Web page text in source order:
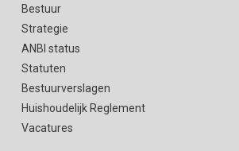
Bestuur
Strategie
ANBI status
Statuten
Bestuurverslagen
Huishoudelijk Reglement
Vacatures